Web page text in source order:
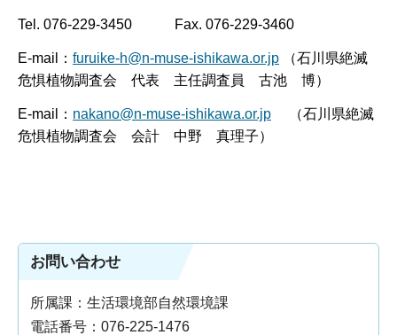
Tel. 076-229-3450 Fax. 076-229-3460
E-mail： furuike-h@n-muse-ishikawa.or.jp （石川県絶滅
危惧植物調査会 代表 主任調査員 古池 博）
E-mail： nakano@n-muse-ishikawa.or.jp （石川県絶滅
危惧植物調査会 会計 中野 真理子）
お問い合わせ
所属課：生活環境部自然環境課
電話番号：076-225-1476